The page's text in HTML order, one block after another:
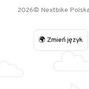
2026© Nextbike
🌍 Zmień język